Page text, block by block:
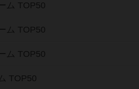
ム TOP50
ム TOP50
ム TOP50
TOP50